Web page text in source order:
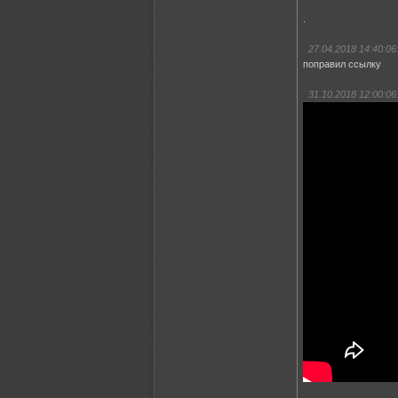
27.04.2018 14:40:06:
поправил ссылку
31.10.2018 12:00:06: